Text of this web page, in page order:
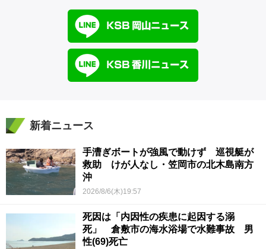
新着ニュース
手漕ぎボートが強風で動けず 巡視艇が
救助 けが人なし・笠岡市の北木島南方
沖
2026/8/6(木)19:57
死因は「内因性の疾患に起因する溺
死」 倉敷市の海水浴場で水難事故 男
性(69)死亡